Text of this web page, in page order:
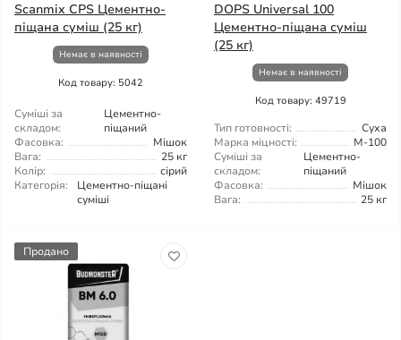
Scanmix CPS Цементно-
піщана суміш (25 кг)
Немає в наявності
Код товару: 5042
Суміші за
складом:
Цементно-
піщаний
Фасовка:
Мішок
Вага:
25 кг
Колір:
сірий
Категорія:
Цементно-піщані
суміші
DOPS Universal 100
Цементно-піщана суміш
(25 кг)
Немає в наявності
Код товару: 49719
Тип готовності:
Суха
Марка міцності:
М-100
Суміші за
складом:
Цементно-
піщаний
Фасовка:
Мішок
Вага:
25 кг
Продано